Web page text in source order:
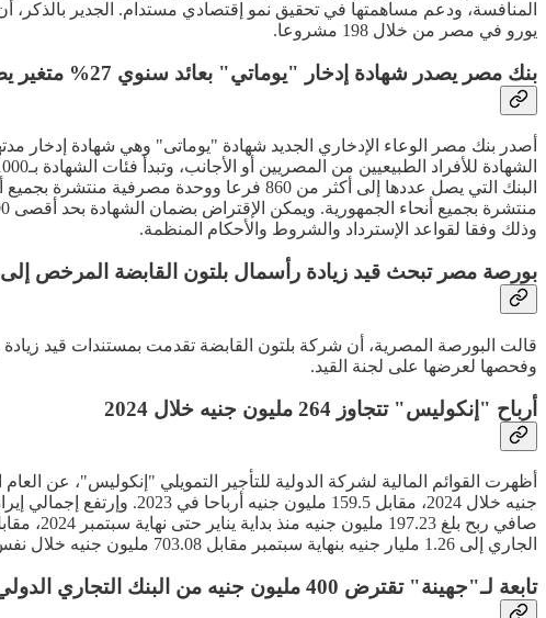
يورو في مصر من خلال 198 مشروعا.
بنك مصر يصدر شهادة إدخار "يوماتي" بعائد سنوي 27% متغير يصرف يوميا
وذلك وفقا لقواعد الإسترداد والشروط والأحكام المنظمة.
بورصة مصر تبحث قيد زيادة رأسمال بلتون القابضة المرخص إلى 22 مليار جنيه
وفحصها لعرضها على لجنة القيد.
أرباح "إنكوليس" تتجاوز 264 مليون جنيه خلال 2024
الجاري إلى 1.26 مليار جنيه بنهاية سبتمبر مقابل 703.08 مليون جنيه خلال نفس الفترة من العام الماضي.
تابعة لـ"جهينة" تقترض 400 مليون جنيه من البنك التجاري الدولي